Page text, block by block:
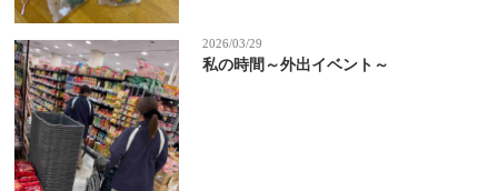
2026/03/29
私の時間～外出イベント～